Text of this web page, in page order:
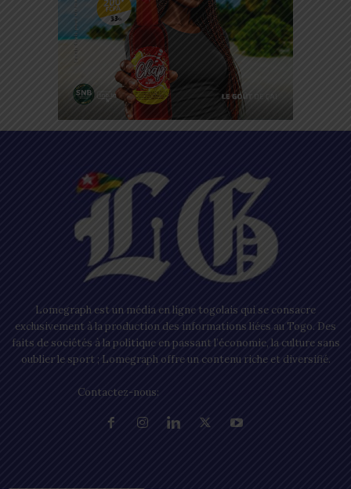
Lomegraph est un média en ligne togolais qui se consacre
exclusivement à la production des informations liées au Togo. Des
faits de sociétés à la politique en passant l’économie, la culture sans
oublier le sport ; Lomegraph offre un contenu riche et diversifié.
Contactez-nous: